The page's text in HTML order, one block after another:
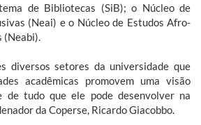
de Bibliotecas (SiB); o Núcleo de
(Neai) e o Núcleo de Estudos Afro-
(Neabi).
diversos setores da universidade que
acadêmicas promovem uma visão
de tudo que ele pode desenvolver na
da Coperse, Ricardo Giacobbo.